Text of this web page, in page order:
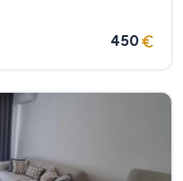
450